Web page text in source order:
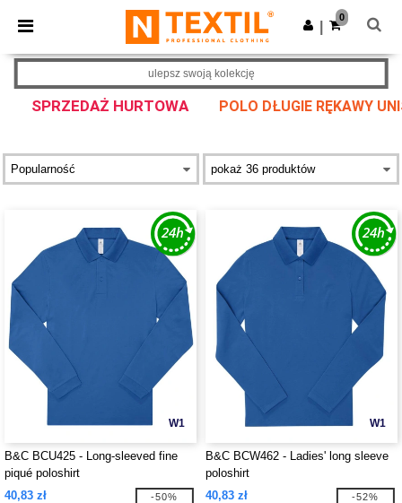
× Aplikacja Ntextil
Lepsze ceny w aplikacji!
Pobierz app
0
SPRZEDAŻ HURTOWA POLO DŁUGIE RĘKAWY
ulepsz swoją kolekcję
W1
B&C BCU425 - Long-sleeved fine
piqué poloshirt
40,83 zł
-50%
W1
B&C BCW462 - Ladies' long sleeve
poloshirt
40,83 zł
-52%